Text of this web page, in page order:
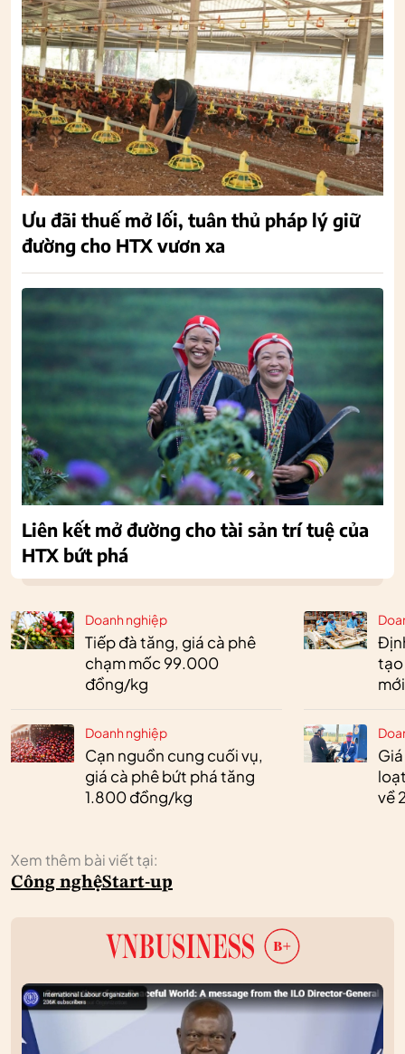
Doanh nghiệp
Tiếp đà tăng, giá cà phê
chạm mốc 99.000
đồng/kg
Doanh nghiệp
Cạn nguồn cung cuối vụ,
giá cà phê bứt phá tăng
1.800 đồng/kg
tạo
về
Xem thêm bài viết tại:
Công nghệStart-up
Ưu đãi thuế mở lối, tuân thủ pháp lý giữ
đường cho HTX vươn xa
Liên kết mở đường cho tài sản trí tuệ của
HTX bứt phá